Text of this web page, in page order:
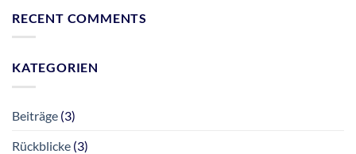
gewählt
Planwagentour
RECENT COMMENTS
KATEGORIEN
Beiträge (3)
Rückblicke (3)